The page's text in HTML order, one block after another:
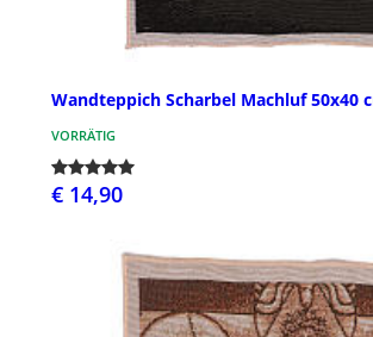
Wandteppich Scharbel Machluf 50x40
VORRÄTIG
€ 14,90